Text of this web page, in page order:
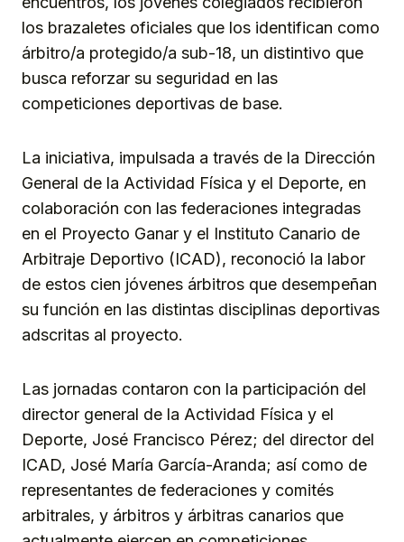
los brazaletes oficiales que los identifican como
árbitro/a protegido/a sub-18, un distintivo que
busca reforzar su seguridad en las
competiciones deportivas de base.
La iniciativa, impulsada a través de la Dirección
General de la Actividad Física y el Deporte, en
colaboración con las federaciones integradas
en el Proyecto Ganar y el Instituto Canario de
Arbitraje Deportivo (ICAD), reconoció la labor
de estos cien jóvenes árbitros que desempeñan
su función en las distintas disciplinas deportivas
adscritas al proyecto.
Las jornadas contaron con la participación del
director general de la Actividad Física y el
Deporte, José Francisco Pérez; del director del
ICAD, José María García-Aranda; así como de
representantes de federaciones y comités
arbitrales, y árbitros y árbitras canarios que